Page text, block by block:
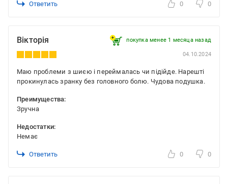
Ответить 0 0
Вікторія покупка менее 1 месяца назад
04.10.2024
Маю проблеми з шиєю і переймалась чи підійде. Нарешті
прокинулась зранку без головного болю. Чудова подушка.
Преимущества:
Зручна
Недостатки:
Немає
Ответить 0 0